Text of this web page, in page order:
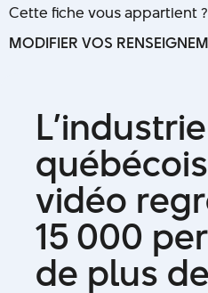
Cette fiche vous appartient ?
MODIFIER VOS
L’industrie
québécois
vidéo regr
15000 per
de plusde